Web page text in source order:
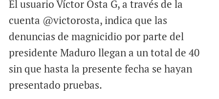
El usuario Víctor Osta G, a través de la
cuenta @victorosta, indica que las
denuncias de magnicidio por parte del
presidente Maduro llegan a un total de 40
sin que hasta la presente fecha se hayan
presentado pruebas.